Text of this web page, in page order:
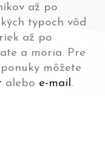
až po
typoch vôd
až po
a moria. Pre
môžete
alebo e-mail.